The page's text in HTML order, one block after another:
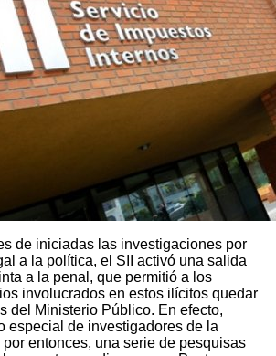
de iniciadas las investigaciones por
a la política, el SII activó una salida
a la penal, que permitió a los
involucrados en estos ilícitos quedar
del Ministerio Público. En efecto,
especial de investigadores de la
entonces, una serie de pesquisas